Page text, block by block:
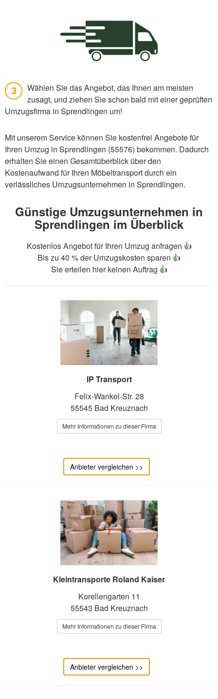
3
Wählen Sie das Angebot, das Ihnen am meisten
zusagt, und ziehen Sie schon bald mit einer geprüften
Umzugsfirma in Sprendlingen um!
Mit unserem Service können Sie kostenfrei Angebote für
Ihren Umzug in Sprendlingen (55576) bekommen. Dadurch
erhalten Sie einen Gesamtüberblick über den
Kostenaufwand für Ihren Möbeltransport durch ein
verlässliches Umzugsunternehmen in Sprendlingen.
Günstige Umzugsunternehmen in
Sprendlingen im Überblick
Kostenlos Angebot für Ihren Umzug anfragen 👍
Bis zu 40 % der Umzugskosten sparen 👍
Sie erteilen hier keinen Auftrag 👍
IP Transport
Felix-Wankel-Str. 28
55545 Bad Kreuznach
Mehr Informationen zu dieser Firma
Anbieter vergleichen >>
Kleintransporte Roland Kaiser
Korellengarten 11
55543 Bad Kreuznach
Mehr Informationen zu dieser Firma
Anbieter vergleichen >>